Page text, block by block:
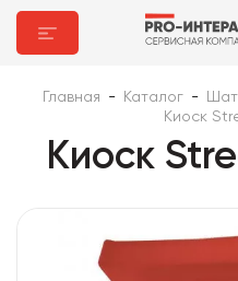
Главная - Каталог -
Киоск
Киоск